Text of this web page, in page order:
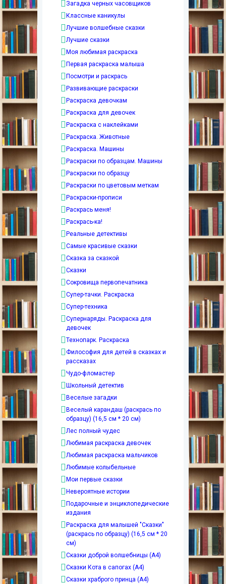
Загадка черных часовщиков
Классные каникулы
Лучшие волшебные сказки
Лучшие сказки
Моя любимая раскраска
Первая раскраска малыша
Посмотри и раскрась
Развивающие раскраски
Раскраска девочкам
Раскраска для девочек
Раскраска с наклейками
Раскраска. Животные
Раскраска. Машины
Раскраски по образцам. Машины
Раскраски по образцу
Раскраски по цветовым меткам
Раскраски-прописи
Раскрась меня!
Раскрась-ка!
Реальные детективы
Самые красивые сказки
Сказка за сказкой
Сказки
Сокровища первопечатника
Супер-тачки. Раскраска
Супер-техника
Супернаряды. Раскраска для
девочек
Технопарк. Раскраска
Философия для детей в сказках и
рассказах
Чудо-фломастер
Школьный детектив
Веселые загадки
Веселый карандаш (раскрась по
образцу) (16,5 см * 20 см)
Лес полный чудес
Любимая раскраска девочек
Любимая раскраска мальчиков
Любимые колыбельные
Мои первые сказки
Невероятные истории
Подарочные и энциклопедические
издания
Раскраска для малышей "Сказки"
(раскрась по образцу) (16,5 см * 20
см)
Сказки доброй волшебницы (А4)
Сказки Кота в сапогах (А4)
Сказки храброго принца (А4)